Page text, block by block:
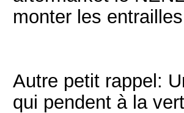
monter les
Autre petit rappel:
qui pendent à la